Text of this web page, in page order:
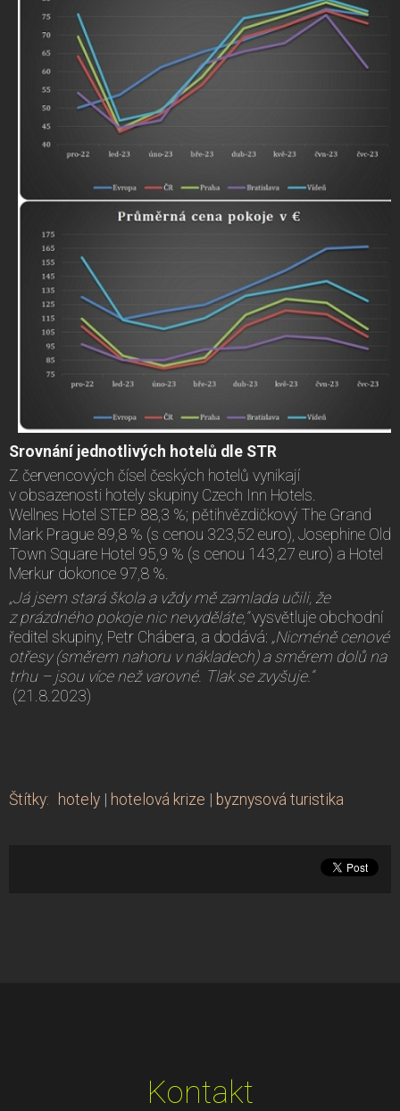
Srovnání jednotlivých hotelů dle STR
Z červencových čísel českých hotelů vynikají
v obsazenosti hotely skupiny Czech Inn Hotels.
Wellnes Hotel STEP 88,3 %; pětihvězdičkový The Grand
Mark Prague 89,8 % (s cenou 323,52 euro), Josephine Old
Town Square Hotel 95,9 % (s cenou 143,27 euro) a Hotel
Merkur dokonce 97,8 %.
„Já jsem stará škola a vždy mě zamlada učili, že
z prázdného pokoje nic nevyděláte,“vysvětluje obchodní
ředitel skupiny, Petr Chábera, a dodává: „Nicméně cenové
otřesy (směrem nahoru v nákladech) a směrem dolů na
trhu – jsou více než varovné. Tlak se zvyšuje.“
(21.8.2023)
Štítky: hotely | hotelová krize | byznysová turistika
Kontakt